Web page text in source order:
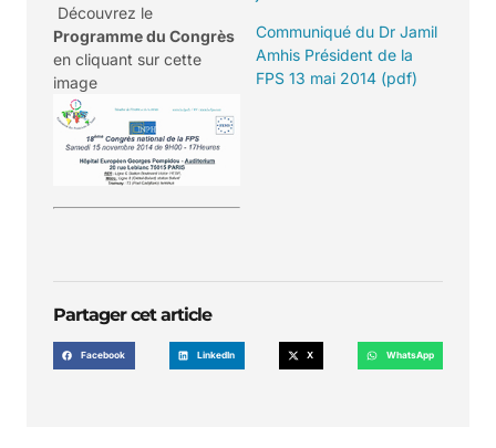
Découvrez le
Programmedu Congrès
en cliquant sur cette
image
Communiqué du Dr Jamil
Amhis Président de la
FPS 13 mai 2014 (pdf)
Partager cet article
Facebook LinkedIn X WhatsApp